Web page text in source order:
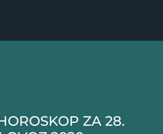
ZA 28.